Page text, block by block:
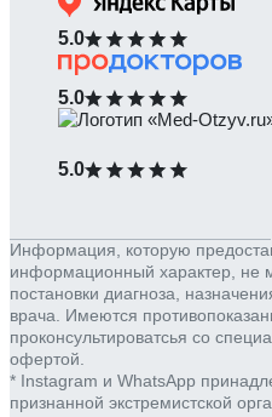
5.0
5.0
5.0
Информация, которую
информационный характер, не
постановки диагноза,
врача. Имеются
проконсультироватсья со
офертой.
* Instagram и WhatsApp
признанной экстремистской